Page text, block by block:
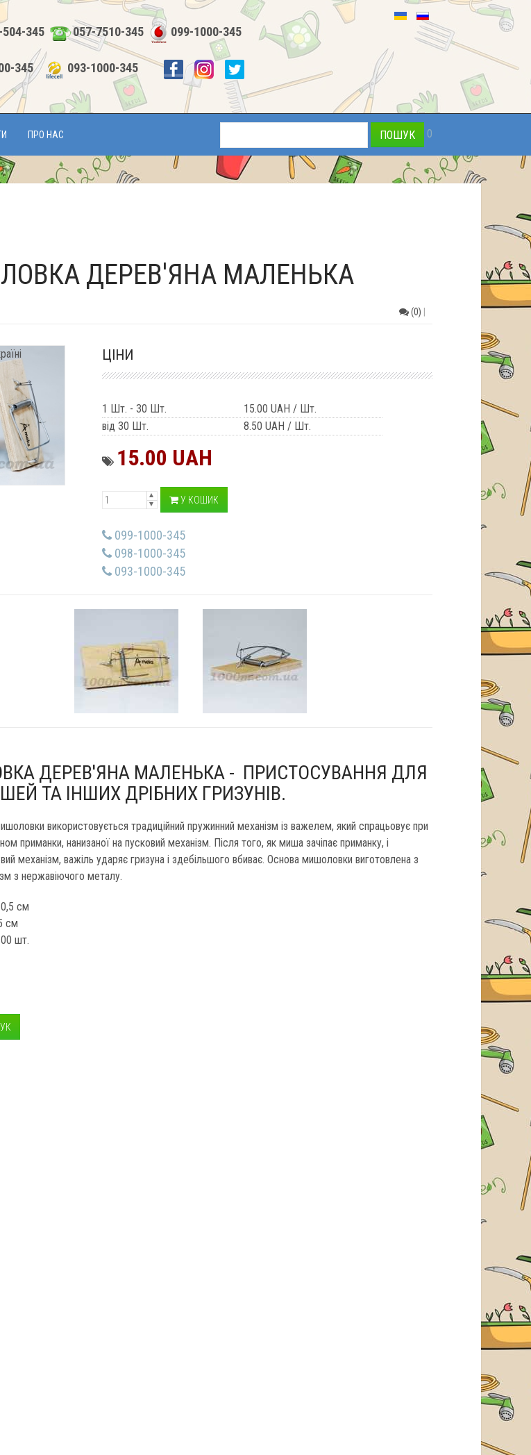
345 057-7510-345 099-1000-345
345 093-1000-345
0
ПРО НАС
ДЕРЕВ'ЯНА МАЛЕНЬКА
(0)
ЦІНИ
1 Шт. - 30 Шт. 15.00 UAH / Шт.
від 30 Шт.
8.50 UAH / Шт.
15.00 UAH
У КОШИК
099-1000-345
098-1000-345
093-1000-345
ДЕРЕВ'ЯНА МАЛЕНЬКА - ПРИСТОСУВАННЯ ДЛЯ
ТА ІНШИХ ДРІБНИХ ГРИЗУНІВ.
використовується традиційний пружинний механізм із важелем, який спрацьовує при
приманки, нанизаної на пусковий механізм. Після того, як миша зачіпає приманку, і
механізм, важіль ударяє гризуна і здебільшого вбиває. Основа мишоловки виготовлена ​​з
з нержавіючого металу.
см
см
шт.